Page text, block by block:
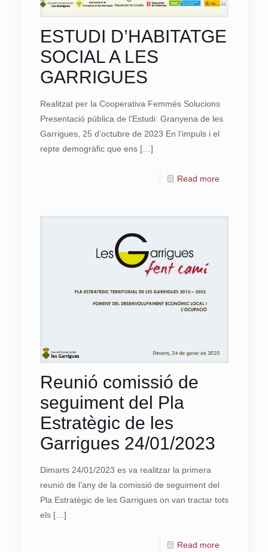
ESTUDI D’HABITATGE
SOCIAL A LES
GARRIGUES
Realitzat per la Cooperativa Femmés Solucions
Presentació pública de l’Estudi: Granyena de les
Garrigues, 25 d’octubre de 2023 En l’impuls i el
repte demogràfic que ens[…]
Read more
Reunió comissió de
seguiment del Pla
Estratègic de les
Garrigues 24/01/2023
Dimarts 24/01/2023 es va realitzar la primera
reunió de l’any de la comissió de seguiment del
Pla Estratègic de les Garrigues on van tractar tots
els[…]
Read more